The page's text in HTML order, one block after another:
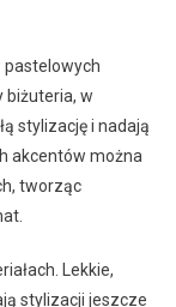
biżuteria, w
stylizację i nadają
akcentów można
tworząc
Lekkie,
stylizacji jeszcze